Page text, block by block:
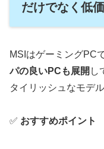
だけでなく低
MSIはゲーミングPC
パの良いPCも展開 し
タイリッシュなモデ
✅ おすすめポイント